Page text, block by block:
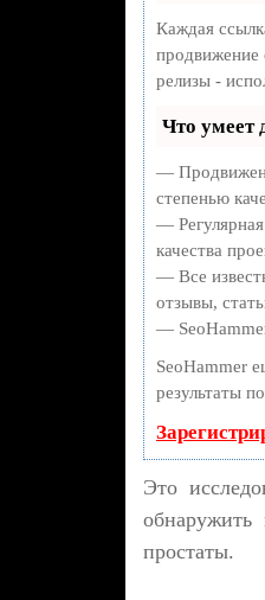
Каждая
продвижение
релизы -
Что умеет
—
степенью
— Регулярная
качества
— Все
отзывы,
—
SeoHammer
результаты
Это
простаты.